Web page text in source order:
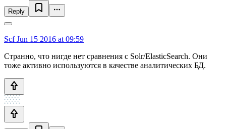
Reply
ScfJun 15 2016 at 09:59
Странно, что нигде нет сравнения с Solr/ElasticSearch. Они
тоже активно используются в качестве аналитических БД.